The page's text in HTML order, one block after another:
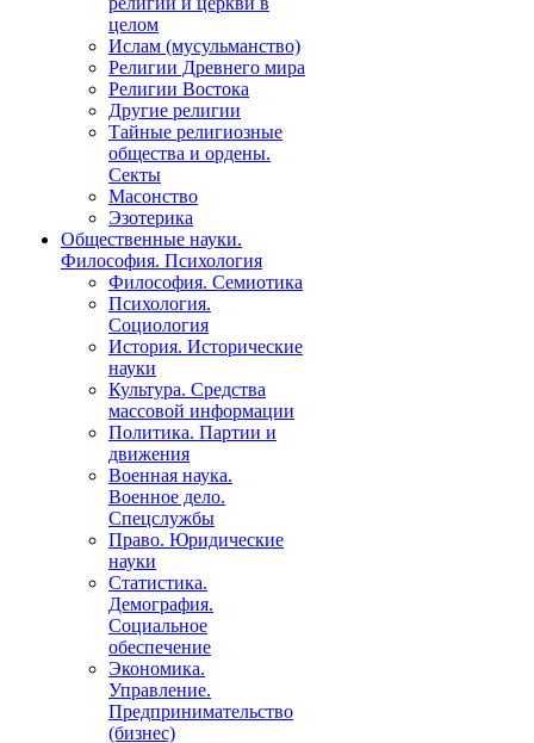
целом
Ислам (мусульманство)
Религии Древнего мира
Религии Востока
Другие религии
Тайные религиозные
общества и ордены.
Секты
Масонство
Эзотерика
Общественные науки.
Философия. Психология
Философия. Семиотика
Психология.
Социология
История. Исторические
науки
Культура. Средства
массовой информации
Политика. Партии и
движения
Военная наука.
Военное дело.
Спецслужбы
Право. Юридические
науки
Статистика.
Демография.
Социальное
обеспечение
Экономика.
Управление.
Предпринимательство
(бизнес)